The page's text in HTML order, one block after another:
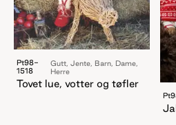
Pt98-
1518
Gutt, Jente, Barn, Dame,
Herre
Tovet lue, votter og tøfler